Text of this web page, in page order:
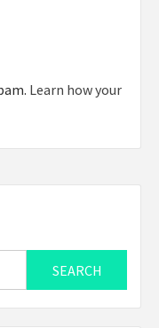
Learn how your